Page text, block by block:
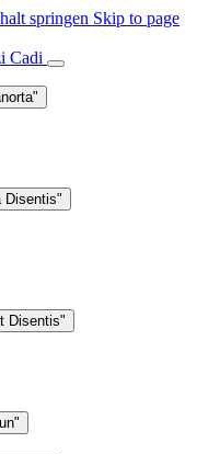
springen Skip to page
Disentis"
Disentis"